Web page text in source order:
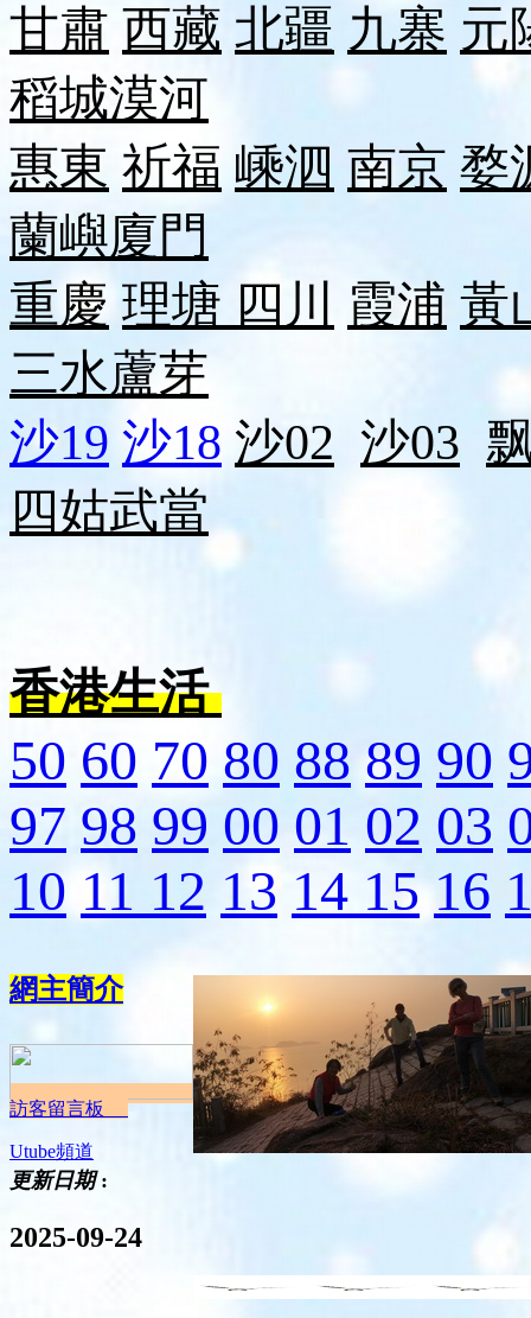
甘肅 西藏 北疆 九寨 元
稻城漠河
惠東 祈福 嵊泗 南京 婺
蘭嶼廈門
重慶 理塘 四川 霞浦 黃
三水蘆芽
沙19 沙18 沙02 沙03
四姑武當
香港生活
50 60 70 80 88 89 90
97 98 99 00 01 02 03
10 11 12 13 14 15 16
網主簡介
訪客留言板
Utube頻道
更新日期:
2025-09-24